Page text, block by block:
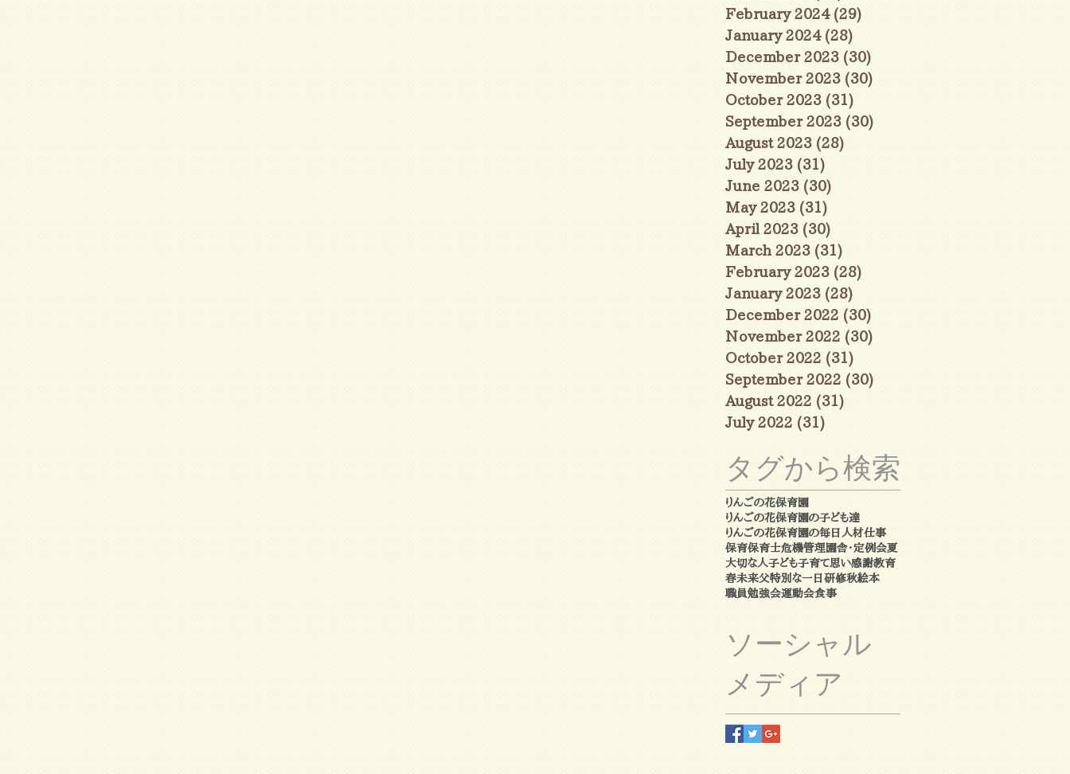
February 2024 (29)
January 2024 (28)
December 2023 (30)
November 2023 (30)
October 2023 (31)
September 2023 (30)
August 2023 (28)
July 2023 (31)
June 2023 (30)
May 2023 (31)
April 2023 (30)
March 2023 (31)
February 2023 (28)
January 2023 (28)
December 2022 (30)
November 2022 (30)
October 2022 (31)
September 2022 (30)
August 2022 (31)
July 2022 (31)
タグから検索
りんごの花保育園
りんごの花保育園の子ども達
りんごの花保育園の毎日 人材仕事
保育保育士危機管理園舎・定例会夏
大切な人子ども子育て思い感謝教育
春未来父特別な一日研修秋絵本
職員勉強会運動会食事
ソーシャル
メディア